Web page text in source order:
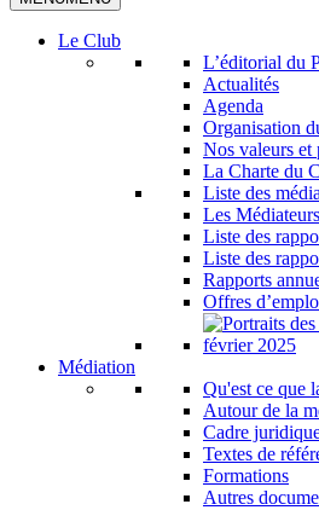
Le Club
L’éditorial du
Actualités
Agenda
Organisation
Nos valeurs et
La Charte du
Liste des
Les
Liste des
Liste des
Rapports
Offres
Médiation
Qu'est ce que
Autour de la
Cadre
Textes de
Formations
Autres